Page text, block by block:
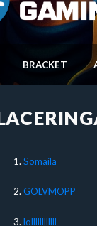
BRACKET
1. Somaila
2.GOLVMOPP
3. lollllllllllll